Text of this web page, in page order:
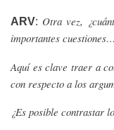
ARV: Otra vez,
importantes
Aquí es clave traer a
con respecto a los
¿Es posible contrastar